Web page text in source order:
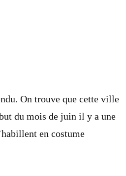
On trouve que cette ville
du mois de juin il y a une
en costume